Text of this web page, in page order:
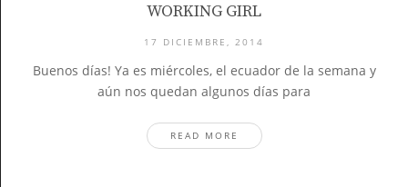
WORKING GIRL
17 DICIEMBRE, 2014
Buenos días! Ya es miércoles, el ecuador de la semana y
aún nos quedan algunos días para
READ MORE